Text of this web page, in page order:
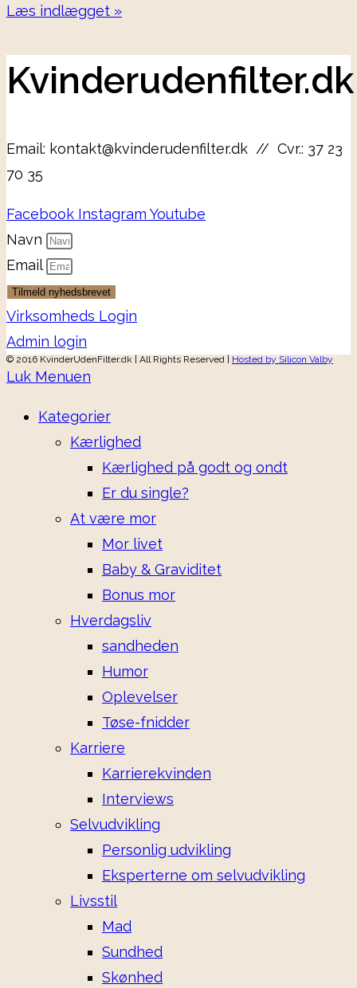
Læs indlægget »
Kvinderudenfilter.dk
Email: kontakt@kvinderudenfilter.dk // Cvr.: 37 23
70 35
Facebook Instagram Youtube
Navn
Email
Tilmeld nyhedsbrevet
Virksomheds Login
Admin login
© 2016 KvinderUdenFilter.dk | All Rights Reserved | Hosted by Silicon Valby
Luk Menuen
Kategorier
Kærlighed
Kærlighed på godt og ondt
Er du single?
At være mor
Mor livet
Baby & Graviditet
Bonus mor
Hverdagsliv
sandheden
Humor
Oplevelser
Tøse-fnidder
Karriere
Karrierekvinden
Interviews
Selvudvikling
Personlig udvikling
Eksperterne om selvudvikling
Livsstil
Mad
Sundhed
Skønhed